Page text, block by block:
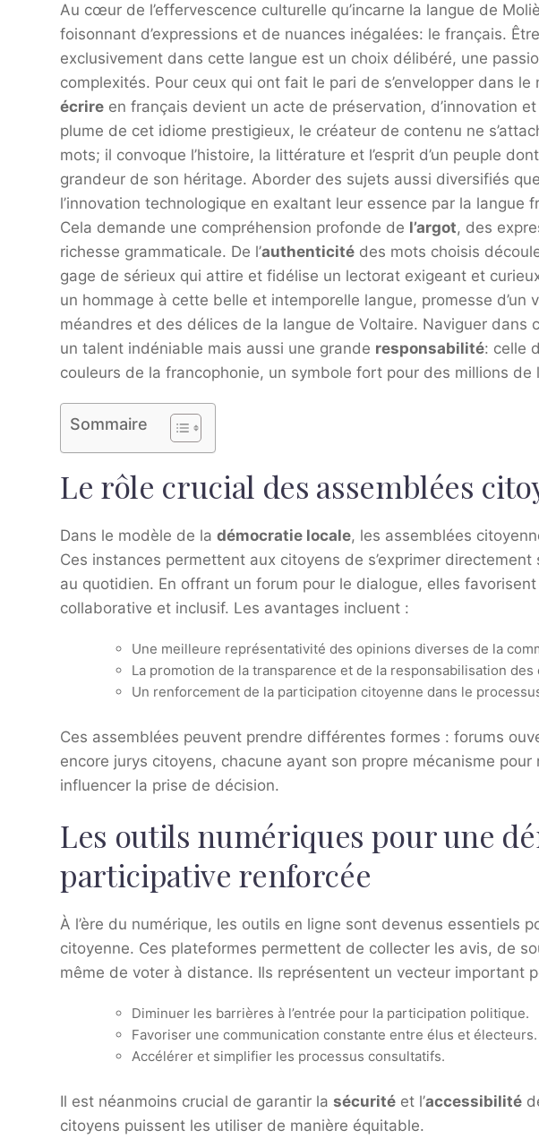
Au cœur de l’effervescence culturelle qu’incarne la langue de
foisonnant d’expressions et de nuances inégalées: le français.
exclusivement dans cette langue est un choix délibéré, une
complexités. Pour ceux qui ont fait le pari de s’envelopper dans
écrire en français devient un acte de préservation, d’innovation
plume de cet idiome prestigieux, le créateur de contenu ne
mots; il convoque l’histoire, la littérature et l’esprit d’un peuple
grandeur de son héritage. Aborder des sujets aussi diversifiés
l’innovation technologique en exaltant leur essence par la langue
Cela demande une compréhension profonde de l’argot, des
richesse grammaticale. De l’authenticité des mots choisis
gage de sérieux qui attire et fidélise un lectorat exigeant et
un hommage à cette belle et intemporelle langue, promesse d’un
méandres et des délices de la langue de Voltaire. Naviguer dans
un talent indéniable mais aussi une grande responsabilité: celle
couleurs de la francophonie, un symbole fort pour des millions de
Sommaire
Le rôle crucial des assemblées
Dans le modèle de la démocratie locale, les assemblées
Ces instances permettent aux citoyens de s’exprimer
au quotidien. En offrant un forum pour le dialogue, elles
collaborative et inclusif. Les avantages incluent :
Une meilleure représentativité des opinions diverses de la
La promotion de la transparence et de la responsabilisation des
Un renforcement de la participation citoyenne dans le
Ces assemblées peuvent prendre différentes formes : forums
encore jurys citoyens, chacune ayant son propre mécanisme pour
influencer la prise de décision.
Les outils numériques pour une
participative renforcée
À l’ère du numérique, les outils en ligne sont devenus essentiels
citoyenne. Ces plateformes permettent de collecter les avis, de
même de voter à distance. Ils représentent un vecteur important
Diminuer les barrières à l’entrée pour la participation politique.
Favoriser une communication constante entre élus et électeurs.
Accélérer et simplifier les processus consultatifs.
Il est néanmoins crucial de garantir la sécurité et l’accessibilité
citoyens puissent les utiliser de manière équitable.